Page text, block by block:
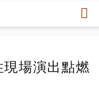
場演出點燃